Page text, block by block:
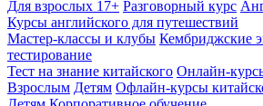
Для взрослых 17+ Разговорный курс
Курсы английского для путешествий
Мастер-классы и клубы Кембриджские
тестирование
Тест на знание китайского Онлайн-
Взрослым Детям Офлайн-курсы